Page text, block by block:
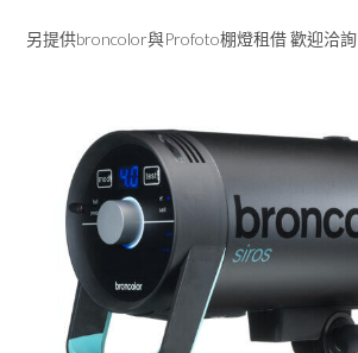
另提供broncolor與Profoto棚燈租借 歡迎洽詢